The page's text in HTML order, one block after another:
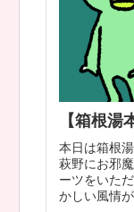
【箱根湯
本日は箱根
萩野にお邪
ーツをいた
かしい風情